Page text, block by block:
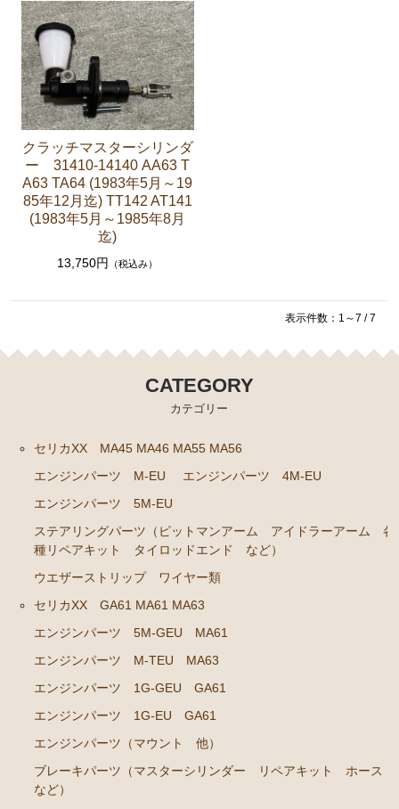
ーズシリンダー オーバーホールキット など）
燃料パーツ（ポンプ フィルター ダンパー センダ
ーゲージなど）
スープラ JZA80
エンジンパーツ 2JZ-GTE JZA80
エンジンパーツ 2JZ-GE JZA80
ソアラ GZ10 MZ10 MZ11 MZ12
エンジンパーツ 5M-GEU MZ11
エンジンパーツ 6M-GEU MZ12
エンジンパーツ 1G-EU GZ10
エンジンパーツ 共通（マウント イグニッションコ
イル センサー デスビローターキャップ 他）
ト ホース など）
クラッチパーツ（マスターシリンダー クラッチレリ
ーズシリンダー オーバーホールキット など）
ステアリングパーツ（各種リペアキット ラックブー
ツ ラックエンド タイロッドエンド など）
足回りパーツ（アッパーマウント ベアリング ボー
燃料パーツ（ポンプ フィルター ダンパー センダ
シャフトブーツ デフなど）
ウエザーストリップ ワイヤー類
エアコン ヒーター関係
クラッチマスターシリンダ
ー 31410-14140 AA63 T
A63 TA64 (1983年5月～19
85年12月迄) TT142 AT141
(1983年5月～1985年8月
迄)
13,750円 （税込み）
表示件数：1～7 / 7
CATEGORY
カテゴリー
セリカXX MA45 MA46 MA55 MA56
エンジンパーツ M-EU
エンジンパーツ 4M-EU
エンジンパーツ 5M-EU
ステアリングパーツ（ピットマンアーム アイドラーアーム 各
種リペアキット タイロッドエンド など）
ウエザーストリップ ワイヤー類
セリカXX GA61 MA61 MA63
エンジンパーツ 5M-GEU MA61
エンジンパーツ M-TEU MA63
エンジンパーツ 1G-GEU GA61
エンジンパーツ 1G-EU GA61
エンジンパーツ（マウント 他）
ブレーキパーツ（マスターシリンダー リペアキット ホース
など）